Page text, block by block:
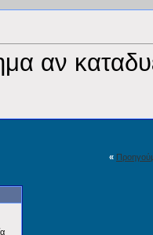
αν
«